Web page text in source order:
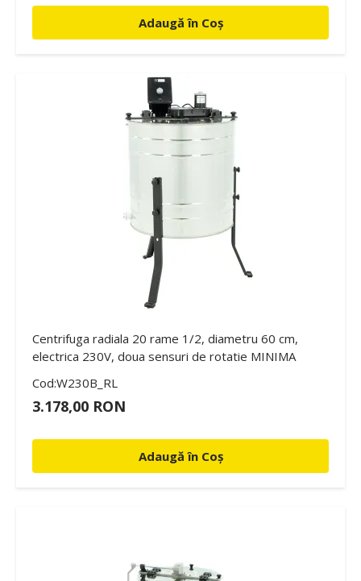
Adaugă în Coș
Centrifuga radiala 20 rame 1/2, diametru 60 cm,
electrica 230V, doua sensuri de rotatie MINIMA
Cod:W230B_RL
3.178,00 RON
Adaugă în Coș